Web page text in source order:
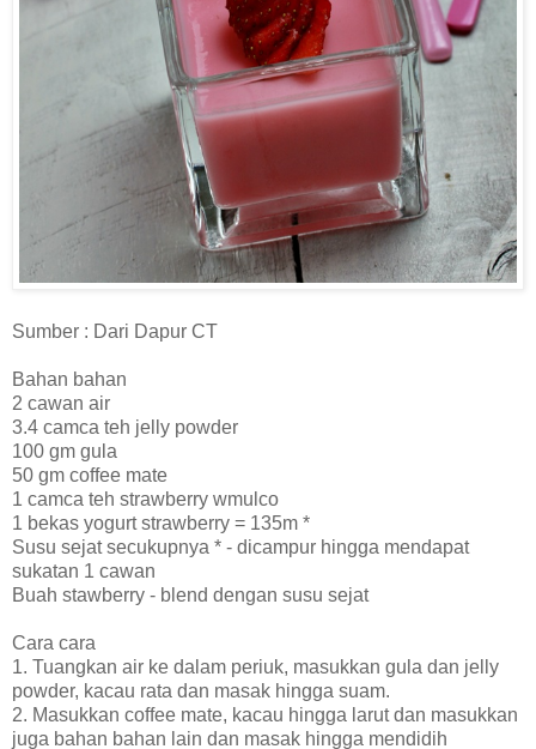
Sumber : Dari Dapur CT
Bahan bahan
2 cawan air
3.4 camca teh jelly powder
100 gm gula
50 gm coffee mate
1 camca teh strawberry wmulco
1 bekas yogurt strawberry = 135m *
Susu sejat secukupnya * - dicampur hingga mendapat
sukatan 1 cawan
Buah stawberry - blend dengan susu sejat
Cara cara
1. Tuangkan air ke dalam periuk, masukkan gula dan jelly
powder, kacau rata dan masak hingga suam.
2. Masukkan coffee mate, kacau hingga larut dan masukkan
juga bahan bahan lain dan masak hingga mendidih